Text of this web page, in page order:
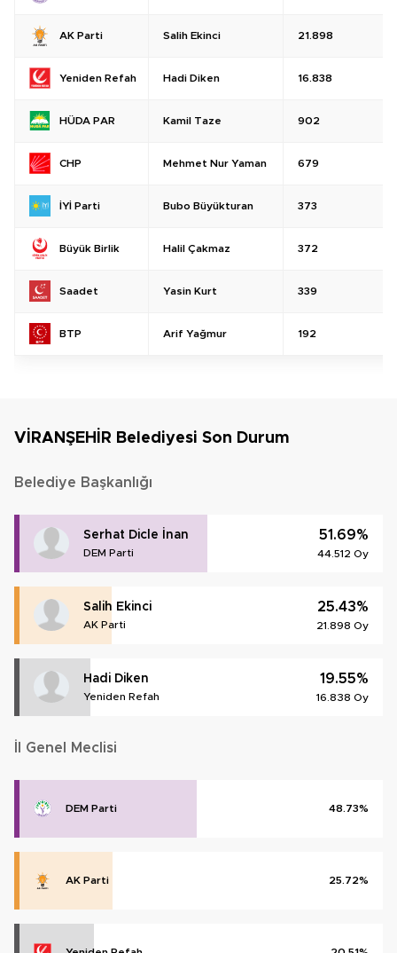
AK Parti Salih Ekinci 21.898
Yeniden Refah Hadi Diken 16.838
HÜDA PAR Kamil Taze 902
CHP Mehmet Nur Yaman 679
İYİ Parti Bubo Büyükturan 373
Büyük Birlik Halil Çakmaz 372
Saadet Yasin Kurt 339
BTP Arif Yağmur 192
VİRANŞEHİR Belediyesi Son Durum
Belediye Başkanlığı
Serhat Dicle İnan
DEM Parti
51.69%
44.512 Oy
Salih Ekinci
AK Parti
25.43%
21.898 Oy
Hadi Diken
Yeniden Refah
19.55%
16.838 Oy
İl Genel Meclisi
DEM Parti 48.73%
AK Parti 25.72%